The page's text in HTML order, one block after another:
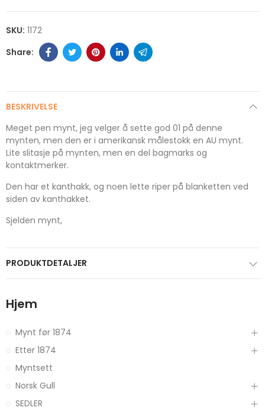
SKU: 1172
BESKRIVELSE
Meget pen mynt, jeg velger å sette god 01 på denne
mynten, men den er i amerikansk målestokk en AU mynt.
Lite slitasje på mynten, men en del bagmarks og
kontaktmerker.
Den har et kanthakk, og noen lette riper på blanketten ved
siden av kanthakket.
Sjelden mynt,
PRODUKTDETALJER
Hjem
Mynt før 1874
Etter 1874
Myntsett
Norsk Gull
SEDLER